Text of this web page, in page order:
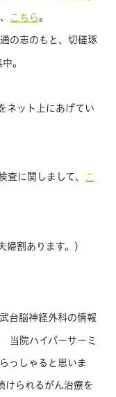
こちら 。
の志のもと、切磋琢
。
ネット上にあげてい
査に関しまして、 こ
婦割あります。）
武台脳神経外科の情報
当院ハイパーサーミ
っしゃると思いま
けられるがん治療を